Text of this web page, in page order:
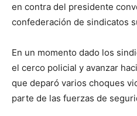
en contra del presidente
confederación de sindicatos
En un momento dado los
el cerco policial y avanzar
que deparó varios choques
parte de las fuerzas de